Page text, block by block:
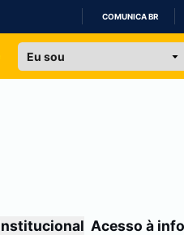
IR
COMUNICA BR
Acesso à